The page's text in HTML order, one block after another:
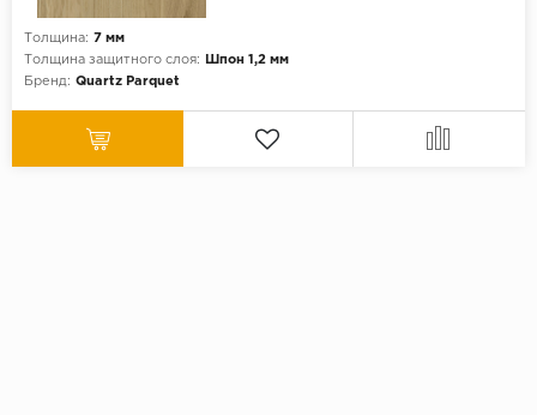
Толщина: 7 мм
Толщина защитного слоя:
Шпон 1,2 мм
Бренд: Quartz Parquet